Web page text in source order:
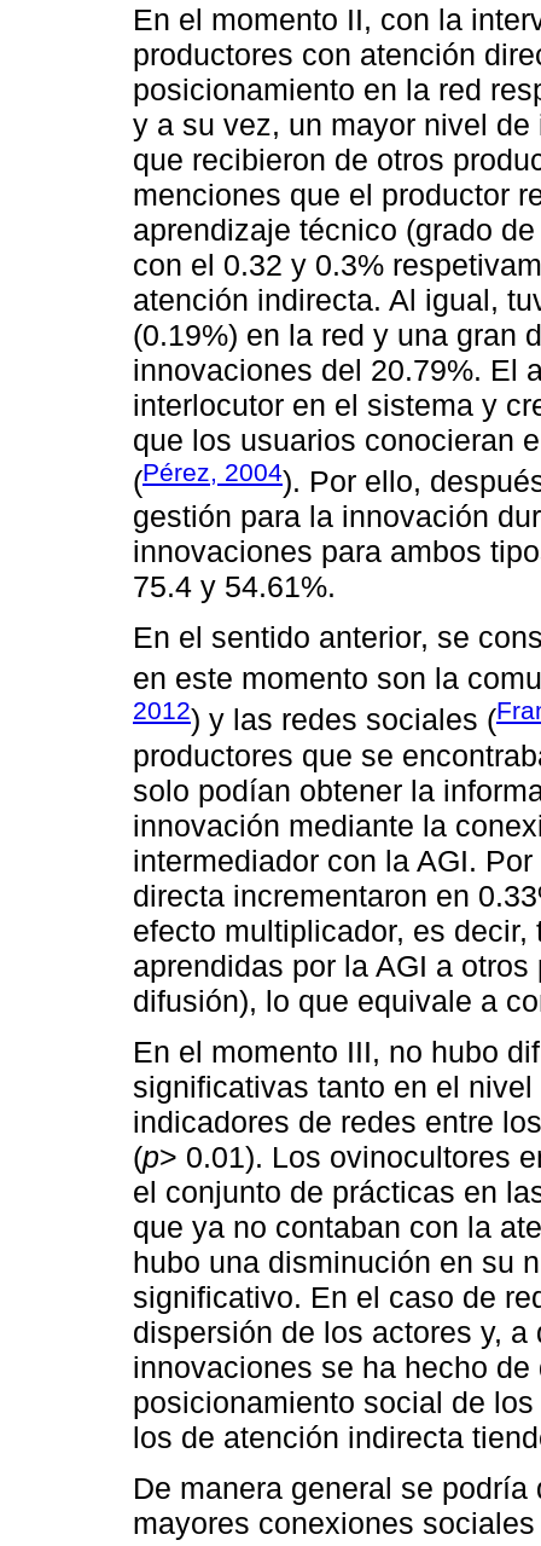
En el momento II, con la
productores con atención
posicionamiento en la red
y a su vez, un mayor nivel
que recibieron de otros
menciones que el productor
aprendizaje técnico (grado
con el 0.32 y 0.3%
atención indirecta. Al igual,
(0.19%) en la red y una gran
innovaciones del 20.79%. El
interlocutor en el sistema y
que los usuarios conocieran
(Pérez, 2004). Por ello,
gestión para la innovación
innovaciones para ambos
75.4 y 54.61%.
En el sentido anterior, se
en este momento son la
2012) y las redes sociales (
productores que se
solo podían obtener la
innovación mediante la
intermediador con la AGI.
directa incrementaron en
efecto multiplicador, es
aprendidas por la AGI a
difusión), lo que equivale a
En el momento III, no hubo
significativas tanto en el
indicadores de redes entre
(p> 0.01). Los ovinocultores
el conjunto de prácticas en
que ya no contaban con la
hubo una disminución en su
significativo. En el caso de
dispersión de los actores y,
innovaciones se ha hecho
posicionamiento social de
los de atención indirecta
De manera general se
mayores conexiones